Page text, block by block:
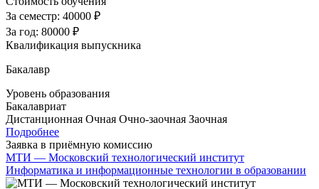
За семестр: 40000 ₽
За год: 80000 ₽
Квалификация выпускника
Бакалавр
Уровень образования
Бакалавриат
Дистанционная Очная Очно-заочная Заочная
Подробнее
Заявка в приёмную комиссию
МТИ — Московский технологический институт
Информатика и информационные технологии в образовании